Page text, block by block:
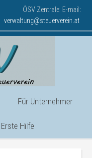
ÖSV Zentrale: E-mail:
verwaltung@steuerverein.at
Für Unternehmer
Erste Hilfe